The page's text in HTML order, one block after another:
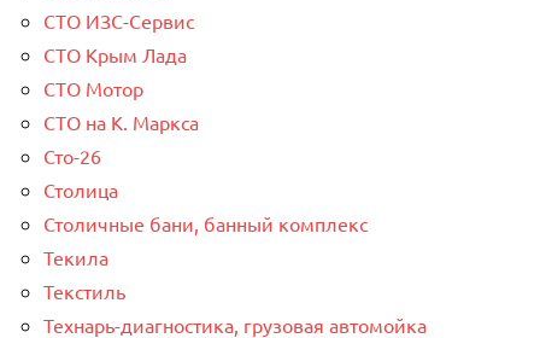
СТО ИЗС-Сервис
СТО Крым Лада
СТО Мотор
СТО на К. Маркса
Сто-26
Столица
Столичные бани, банный комплекс
Текила
Текстиль
Технарь-диагностика, грузовая автомойка